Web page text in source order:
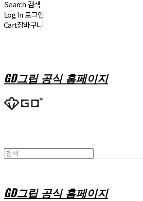
Search 검색
Log In로그인
Cart장바구니
GD그립 공식 홈페이지
GD그립 공식 홈페이지